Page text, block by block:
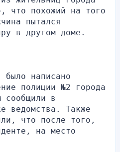
что похожий на того
пытался
в другом доме.
было написано
полиции №2 города
сообщили в
ведомства. Также
что после того,
на место